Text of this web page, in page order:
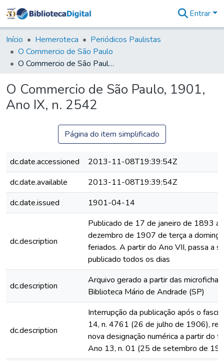
&
Coleções
Tudo na
Biblioteca
Estatísticas
Entrar
Início Hemeroteca
Periódicos Paulistas
O Commercio de São Paulo
O Commercio de São Paulo, 1901, Ano IX, n. 2542
O Commercio de São Paulo, 1901,
Ano IX, n. 2542
Página do item simplificado
dc.date.accessioned
2013-11-08T19:39:54Z
dc.date.available
2013-11-08T19:39:54Z
dc.date.issued
1901-04-14
dc.description
Publicado de 17 de janeiro de 1893 a
dezembro de 1907 de terça a
feriados. A partir do Ano VII, passa a
publicado todos os dias
dc.description
Arquivo gerado a partir das
Biblioteca Mário de Andrade (SP)
dc.description
Interrupção da publicação após o
14, n. 4761 (26 de julho de 1906),
nova designação numérica a partir do
Ano 13, n. 01 (25 de setembro de